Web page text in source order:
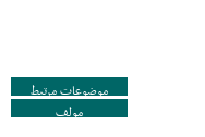
موضوعات مرتبط
مولف